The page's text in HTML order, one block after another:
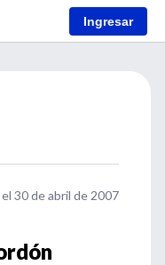
Ingresar
30 de abril de 2007